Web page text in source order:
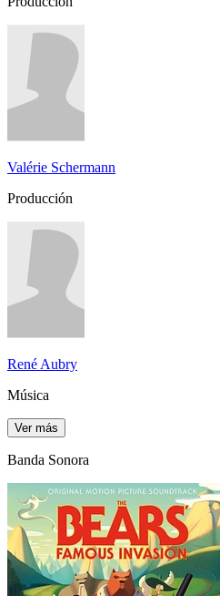
Valérie Schermann
Producción
René Aubry
Música
Ver más
Banda Sonora